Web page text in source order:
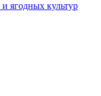
и ягодных культур